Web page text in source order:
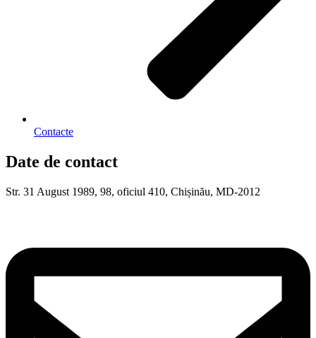
Contacte
Date de contact
Str. 31 August 1989, 98, oficiul 410, Chișinău, MD-2012